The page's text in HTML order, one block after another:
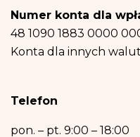
Posiadasz prawo dostępu do
sprostowania, usunięcia,
danych, prawo wniesienia
Ochrony Danych Osobowych, w
Podanie danych osobowych jest
również w formie profilowania.
Numer konta dla
48 1090 1883 0000
Konta dla innych
Telefon
pon. – pt. 9:00 – 18:00